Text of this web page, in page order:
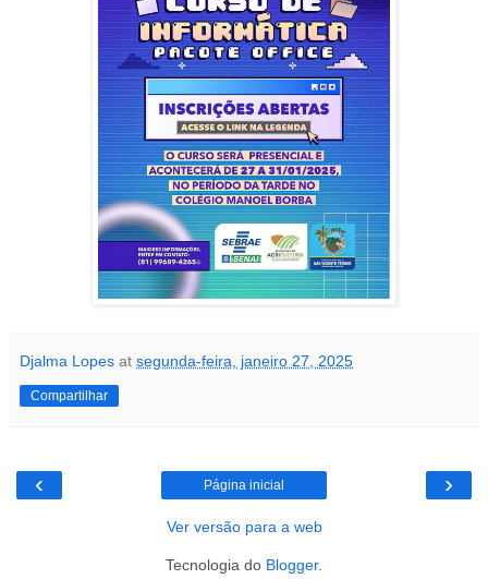
Djalma Lopes at segunda-feira, janeiro 27, 2025
Compartilhar
‹ ›
Página inicial
Ver versão para a web
Tecnologia do Blogger.